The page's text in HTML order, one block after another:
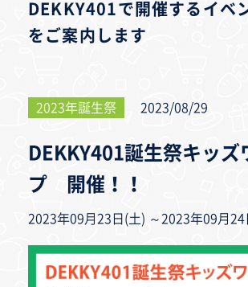
DEKKY401で開催するイベ
をご案内します
2023年誕生祭 2023/08/29
DEKKY401誕生祭キッズ
プ 開催！！
2023年09月23日(土) ～2023年09月24